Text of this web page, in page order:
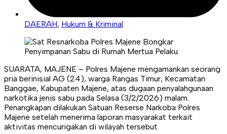
DAERAH, Hukum & Kriminal
SUARATA, MAJENE – Polres Majene mengamankan seorang
pria berinisial AG (24), warga Rangas Timur, Kecamatan
Banggae, Kabupaten Majene, atas dugaan penyalahgunaan
narkotika jenis sabu pada Selasa (3/2/2026) malam.
Penangkapan dilakukan Satuan Reserse Narkoba Polres
Majene setelah menerima laporan masyarakat terkait
aktivitas mencurigakan di wilayah tersebut.